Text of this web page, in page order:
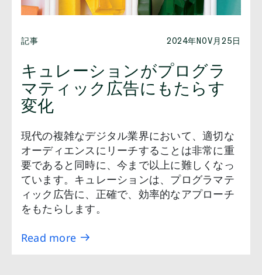
記事 2024年NOV月25日
キュレーションがプログラ
マティック広告にもたらす
変化
現代の複雑なデジタル業界において、適切な
オーディエンスにリーチすることは非常に重
要であると同時に、今まで以上に難しくなっ
ています。キュレーションは、プログラマテ
ィック広告に、正確で、効率的なアプローチ
をもたらします。
Read more